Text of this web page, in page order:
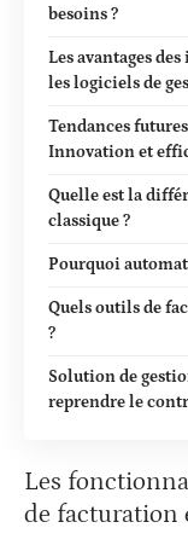
besoins ?
Les avantages
les logiciels de
Tendances
Innovation et
Quelle est la
classique ?
Pourquoi
Quels outils de
?
Solution de
reprendre le
Les
de facturation